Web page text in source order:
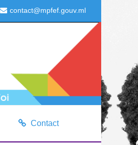
contact@mpfef.gouv.ml
Contact